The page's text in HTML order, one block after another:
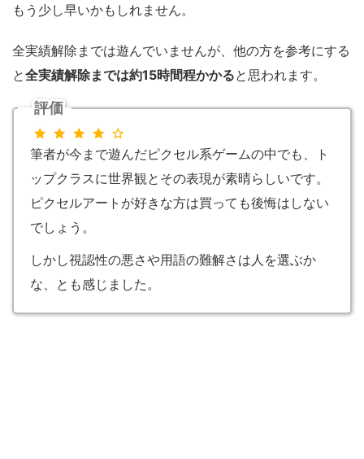
もう少し早いかもしれません。
全実績解除までは遊んでいませんが、他の方を参考にする
と全実績解除までは約15時間程かかると思われます。
評価
筆者が今まで遊んだピクセル系ゲームの中でも、ト
ップクラスに世界観とその表現が素晴らしいです。
ピクセルアートが好きな方は買っても後悔はしない
でしょう。
しかし視認性の悪さや用語の難解さは人を選ぶか
な、とも感じました。